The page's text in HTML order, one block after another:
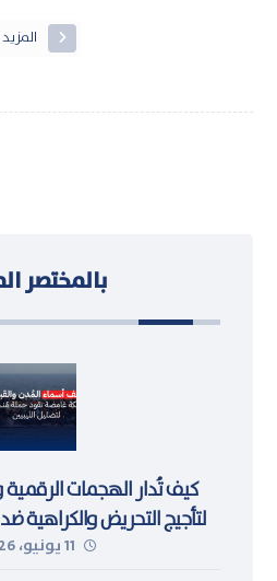
المزيد
بالمختصر
كيف تُدار الهجمات
لتأجيج التحريض والكراهية
اللجوء في
11 يونيو، 2026